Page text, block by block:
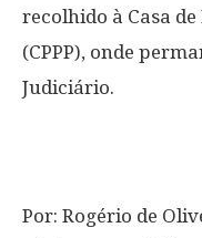
recolhido à Casa
(CPPP), onde
Judiciário.
Por: Rogério de